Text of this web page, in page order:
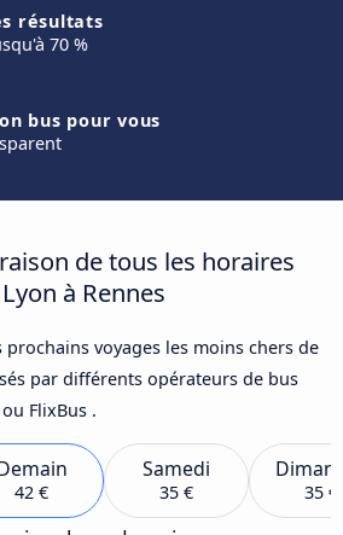
résultats
70 %
bus pour vous
de tous les horaires
à Rennes
voyages les moins chers de
par différents opérateurs de bus
FlixBus .
42 €
Samedi
35 € 35 €